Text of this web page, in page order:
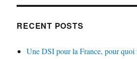
RECENT POSTS
Une DSI pour la France, pour quoi